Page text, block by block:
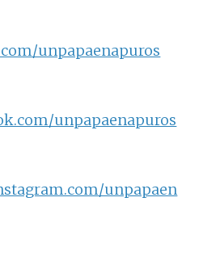
unpapaenapuros
unpapaenapuros
unpapaen